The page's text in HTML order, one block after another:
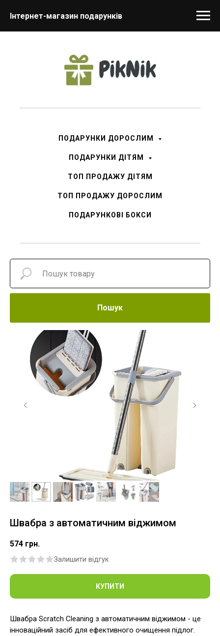
Інтернет-магазин подарунків
ПОДАРУНКИ ДОРОСЛИМ
ПОДАРУНКИ ДІТЯМ
ТОП ПРОДАЖУ ДІТЯМ
ТОП ПРОДАЖУ ДОРОСЛИМ
ПОДАРУНКОВІ БОКСИ
Пошук
Швабра з автоматичним віджимом
574 грн.
Залишити відгук
КУПИТИ
Швабра Scratch Cleaning з автоматичним віджимом - це
інноваційний засіб для ефективного очищення підлог.